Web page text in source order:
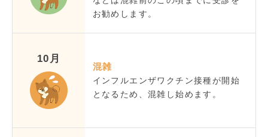
お勧めします。
10月
混雑
インフルエンザワクチン接種が開始
となるため、混雑し始めます。